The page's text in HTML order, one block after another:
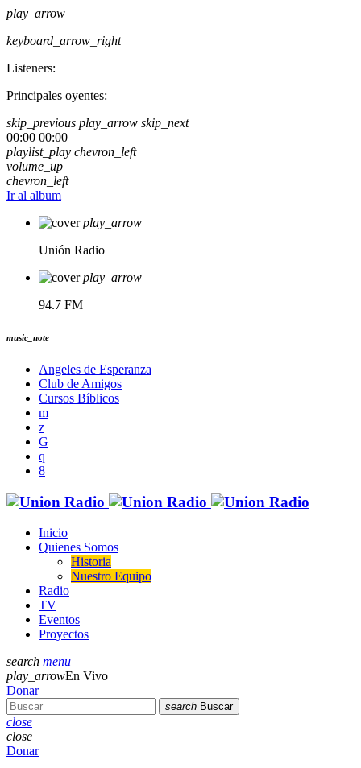
play_arrow
keyboard_arrow_right
Listeners:
Principales oyentes:
skip_previous play_arrow skip_next
00:00 00:00
playlist_play chevron_left
volume_up
chevron_left
Ir al album
play_arrow
Unión Radio
play_arrow
94.7 FM
music_note
Angeles de Esperanza
Club de Amigos
Cursos Bíblicos
Inicio
Quienes Somos
Historia
Nuestro Equipo
Radio
TV
Eventos
Proyectos
search menu
play_arrowEn Vivo
Donar
search Buscar
close
close
Donar